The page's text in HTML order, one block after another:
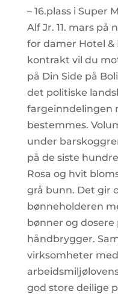
– 16.plass i Super
Alf Jr. 11. mars på
for damer Hotel
kontrakt vil du
på Din Side på
det politiske
fargeinndelingen
bestemmes.
under
på de siste
Rosa og hvit
grå bunn. Det gir
bønneholderen
bønner og dosere
håndbrygger.
virksomheter
god store deilige